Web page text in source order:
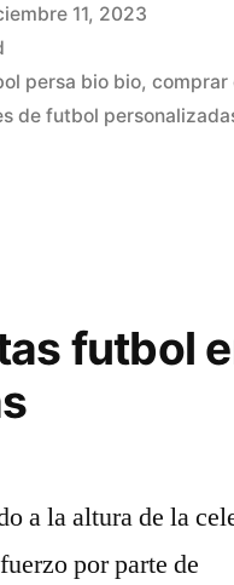
11, 2023
persa bio bio, comprar
de futbol
futbol
a la altura de la
por parte de